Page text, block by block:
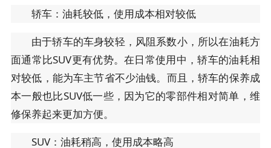
轿车：油耗较低，使用成本相对较低
由于轿车的车身较轻，风阻系数小，所以在油耗方
面通常比SUV更有优势。在日常使用中，轿车的油耗相
对较低，能为车主节省不少油钱。而且，轿车的保养成
本一般也比SUV低一些，因为它的零部件相对简单，维
修保养起来更加方便。
SUV：油耗稍高，使用成本略高